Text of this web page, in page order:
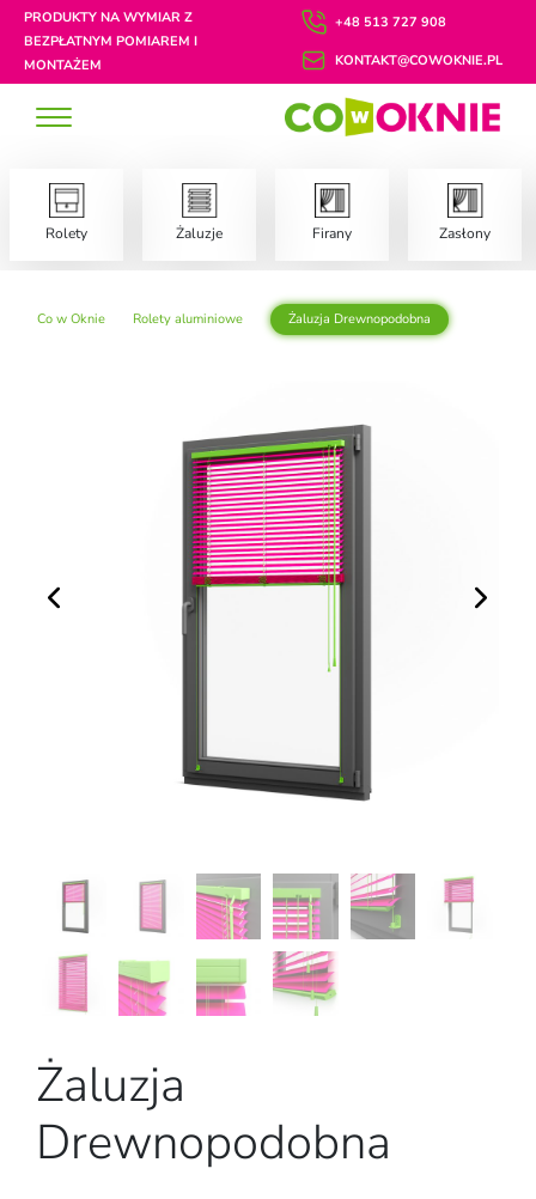
PRODUKTY NA WYMIAR Z
BEZPŁATNYM POMIAREM I
MONTAŻEM
+48 513 727 908
KONTAKT@COWOKNIE.PL
Rolety Żaluzje Firany Zasłony
Co w Oknie Rolety aluminiowe Żaluzja Drewnopodobna
Żaluzja
Drewnopodobna